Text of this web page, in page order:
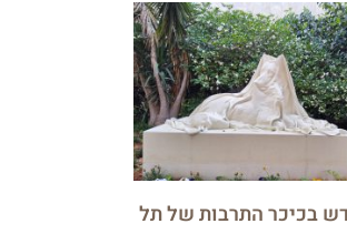
בכיכר התרבות של תל